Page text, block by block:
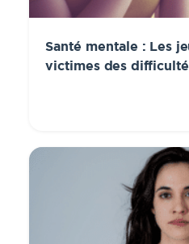
Santé mentale : Les
victimes des